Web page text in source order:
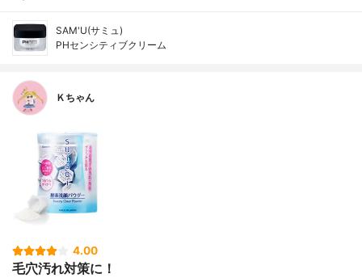
SAM'U(サミュ)
PHセンシティブクリーム
Ｋちゃん
4.00
毛穴汚れ対策に！